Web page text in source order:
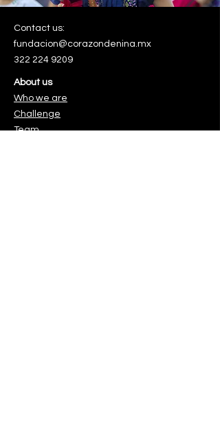
Contact us:
fundacion@corazondenina.mx
322 224 9209
About us
Who we are
Challenge
Team